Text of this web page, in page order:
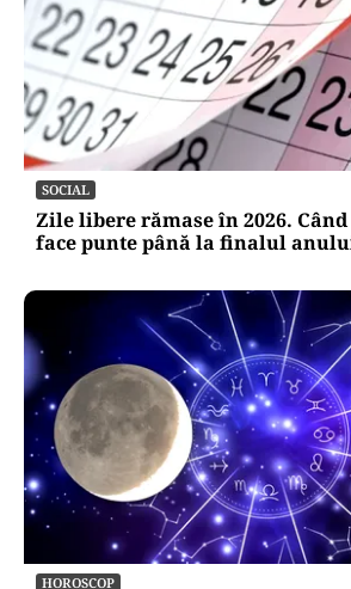
SOCIAL
Zile libere rămase în 2026.
face punte până la finalul
HOROSCOP